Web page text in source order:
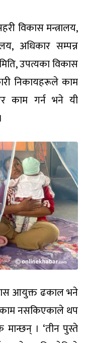
विकास मन्त्रालय,
अधिकार सम्पन्न
उपत्यका विकास
निकायहरूले काम
काम गर्न भने यी
आयुक्त ढकाल भने
नसकिएकाले थप
मान्छन् । ‘तीन पुस्ते